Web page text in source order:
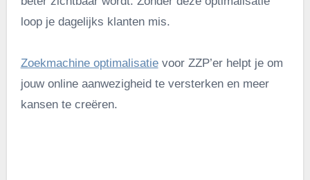
loop je dagelijks klanten mis.
Zoekmachine optimalisatievoor ZZP’er helpt je om
jouw online aanwezigheid te versterken en meer
kansen te creëren.